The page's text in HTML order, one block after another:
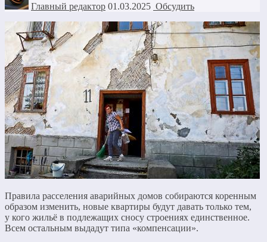
Главный редактор 01.03.2025 Обсудить
Правила расселения аварийных домов собираются коренным
образом изменить, новые квартиры будут давать только тем,
у кого жильё в подлежащих сносу строениях единственное.
Всем остальным выдадут типа «компенсации».